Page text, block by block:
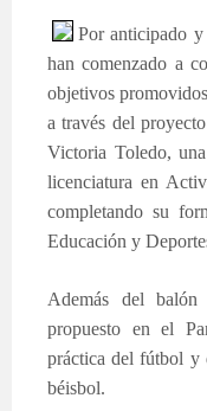
Por anticipado
han comenzado a
objetivos
a través del
Victoria Toledo,
licenciatura en
completando su
Educación y
Además del
propuesto en el
práctica del fútbol y
béisbol.